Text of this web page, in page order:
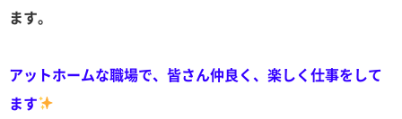
ます。
アットホームな職場で、皆さん仲良く、楽しく仕事をして
ます